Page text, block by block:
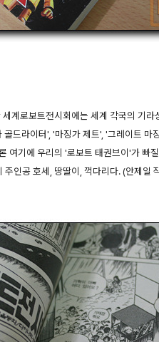
계로보트전시회에는 세계 각국의 기
드라이터', '마징가 제트', '그레이트
여기에 우리의 '로보트 태권브이'가 빠
인공 호세, 땅딸이, 꺽다리다. (안제일